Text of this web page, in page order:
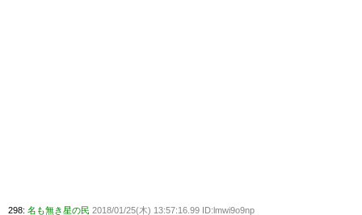
298: 名も無き星の民 2018/01/25(木) 13:57:16.99 ID:lmwi9o9np